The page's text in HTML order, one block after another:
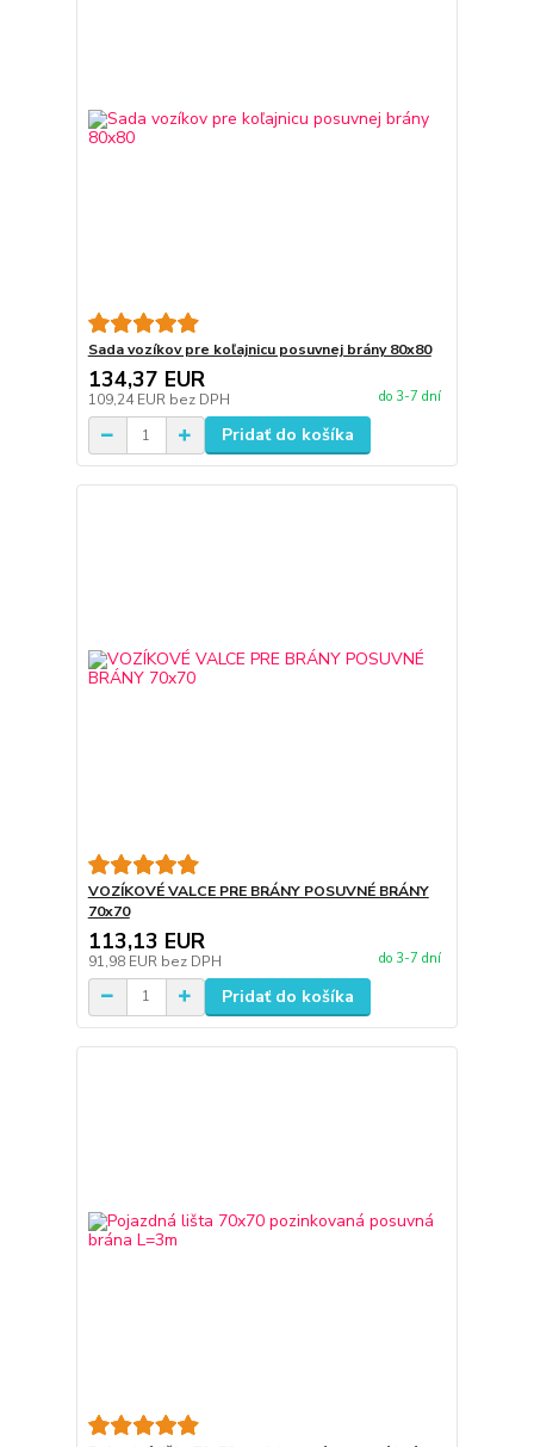
Sada vozíkov pre koľajnicu posuvnej brány 80x80
134,37 EUR
109,24 EUR bez DPH do 3-7 dní
Pridať do košíka
VOZÍKOVÉ VALCE PRE BRÁNY POSUVNÉ BRÁNY
70x70
113,13 EUR
91,98 EUR bez DPH do 3-7 dní
Pridať do košíka